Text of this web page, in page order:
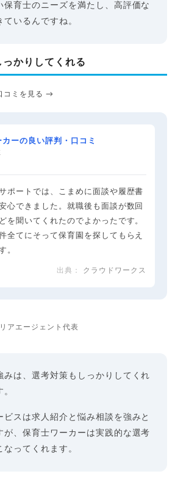
保育士のニーズを満たし、高評価な
いるんですね。
かりしてくれる
コミを見る →
ーの良い評判・口コミ
ポートでは、こまめに面談や履歴書
心できました。就職後も面談が数回
を聞いてくれたのでよかったです。
全てにそって保育園を探してもらえ
。
クラウドワークス
アエージェント代表
みは、選考対策もしっかりしてくれ
ビスは求人紹介と悩み相談を強みと
が、保育士ワーカーは実践的な選考
ってくれます。